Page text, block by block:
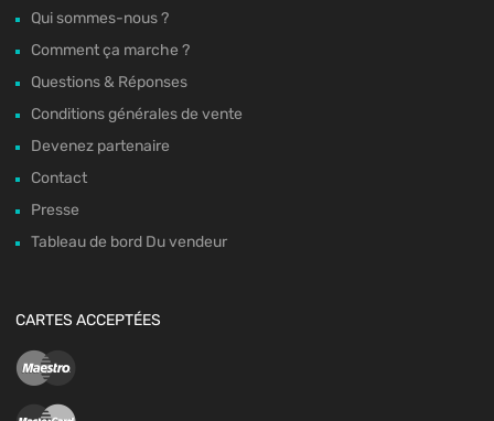
Qui sommes-nous ?
Comment ça marche ?
Questions & Réponses
Conditions générales de vente
Devenez partenaire
Contact
Presse
Tableau de bord Du vendeur
CARTES ACCEPTÉES